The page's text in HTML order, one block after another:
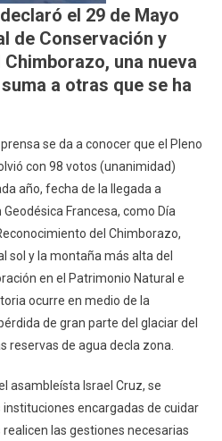
el 29 de Mayo
de Conservación y
una nueva
a otras que se ha
se da a conocer que el Pleno
con 98 votos (unanimidad)
año, fecha de la llegada a
Francesa, como Día
del Chimborazo,
sol y la montaña más alta del
en el Patrimonio Natural e
ocurre en medio de la
de gran parte del glaciar del
de agua decla zona.
asambleísta Israel Cruz, se
instituciones encargadas de cuidar
las gestiones necesarias